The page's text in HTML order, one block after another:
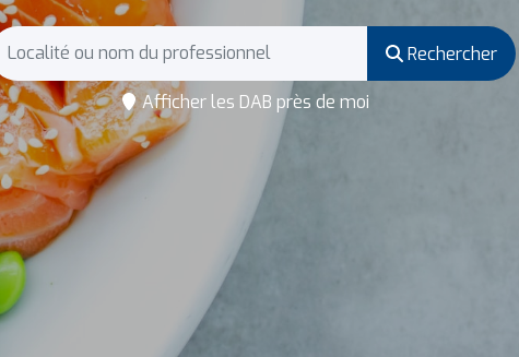
Rechercher
Afficher les DAB près de moi